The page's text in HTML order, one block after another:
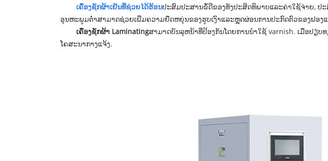
ເຄື່ອງຊັກຜ້າເຢັນທີ່ຊ່ວຍໄດ້ຮ້ອນປະສົມປະສານຂໍ້ດີຂອງທັງປະສິດທິພາບແລະຄ່າໃຊ້ຈ່າຍ, ປ
ອຸນຫະພູມຕ່ໍາສາມາດຊ່ວຍເພີ່ມຄວາມຍືດຫຍຸ່ນຂອງຮູບເງົາແລະຫຼຸດຜ່ອນການປະກົດຕົວຂອງຟອງແ
ເຄື່ອງຊັກຜ້າ Laminatingສາມາດບັນລຸຫນ້າທີ່ປ້ອງກັນໂດຍການນໍາໃຊ້ varnish. ເມື່ອປຽ
ໂຄສະນາກາງແຈ້ງ.